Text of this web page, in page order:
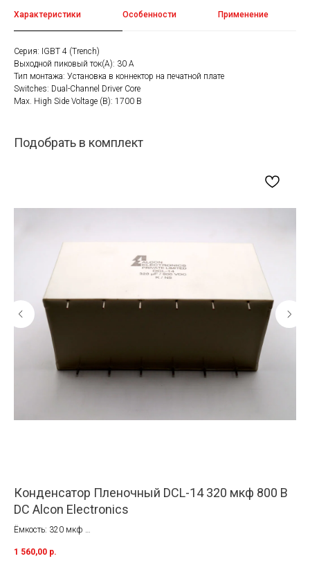
Характеристики Особенности Применение
Серия: IGBT 4 (Trench)
Выходной пиковый ток(A): 30 A
Тип монтажа: Установка в коннектор на печатной плате
Switches: Dual-Channel Driver Core
Мах. High Side Voltage (В): 1700 В
Подобрать в комплект
Конденсатор Пленочный DCL-14 320 мкф 800 В
DC Alcon Electronics
Ёмкость: 320 мкф
1 560,00 р.